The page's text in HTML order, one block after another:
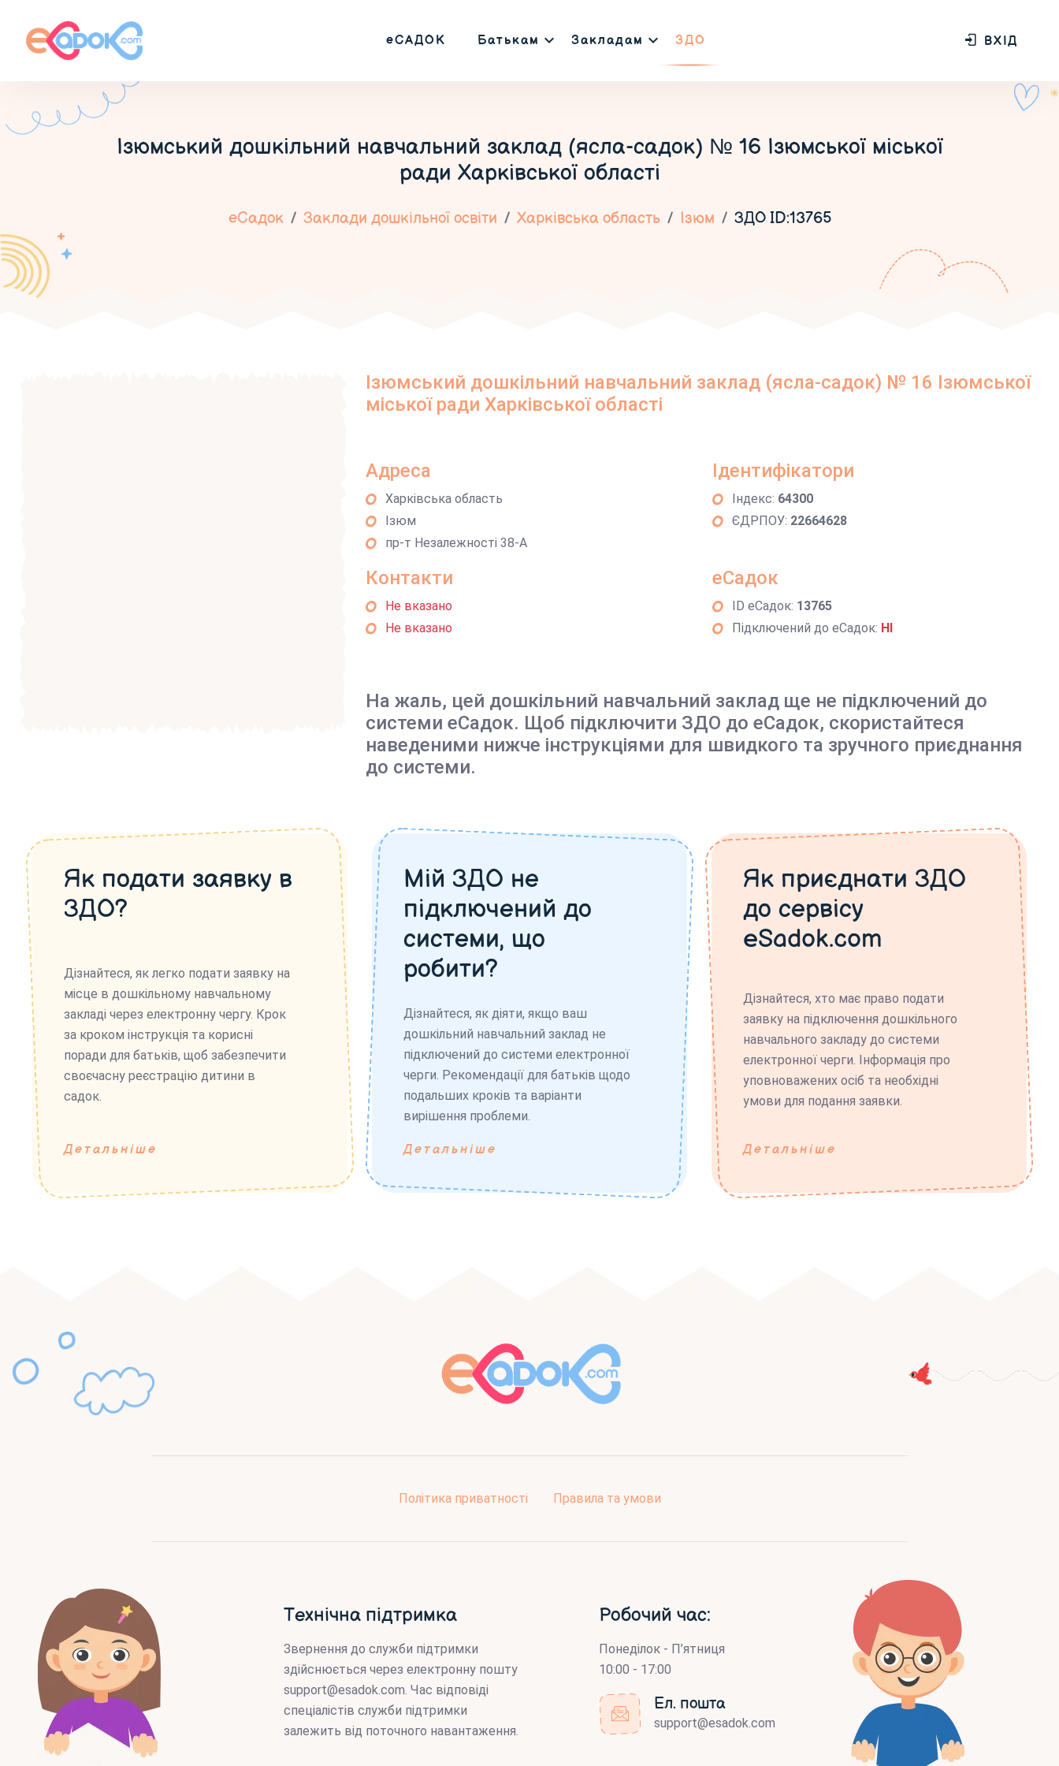
еСАДОК Батькам Закладам ЗДО ВХІД
Ізюмський дошкільний навчальний заклад (ясла-садок) № 16 Ізюмської міської
ради Харківської області
еСадок Заклади дошкільної освіти Харківська область Ізюм ЗДО ID:13765
Ізюмський дошкільний навчальний заклад (ясла-садок) № 16 Ізюмської
міської ради Харківської області
Адреса
Харківська область
Ізюм
пр-т Незалежності 38-А
Ідентифікатори
Індекс: 64300
ЄДРПОУ: 22664628
Контакти
Не вказано
Не вказано
еСадок
ID еСадок: 13765
Підключений до еСадок: НІ
На жаль, цей дошкільний навчальний заклад ще не підключений до
системи еСадок. Щоб підключити ЗДО до еСадок, скористайтеся
наведеними нижче інструкціями для швидкого та зручного приєднання
до системи.
Як подати заявку в
ЗДО?
Дізнайтеся, як легко подати заявку на
місце в дошкільному навчальному
закладі через електронну чергу. Крок
за кроком інструкція та корисні
поради для батьків, щоб забезпечити
своєчасну реєстрацію дитини в
садок.
Детальніше
Мій ЗДО не
підключений до
системи, що
робити?
Дізнайтеся, як діяти, якщо ваш
дошкільний навчальний заклад не
підключений до системи електронної
черги. Рекомендації для батьків щодо
подальших кроків та варіанти
вирішення проблеми.
Детальніше
Як приєднати ЗДО
до сервісу
eSadok.com
Дізнайтеся, хто має право подати
заявку на підключення дошкільного
навчального закладу до системи
електронної черги. Інформація про
уповноважених осіб та необхідні
умови для подання заявки.
Детальніше
Політика приватності Правила та умови
Технічна підтримка
Звернення до служби підтримки
здійснюється через електронну пошту
support@esadok.com. Час відповіді
спеціалістів служби підтримки
залежить від поточного навантаження.
Робочий час:
Понеділок - П’ятниця
10:00 - 17:00
Ел. пошта
support@esadok.com